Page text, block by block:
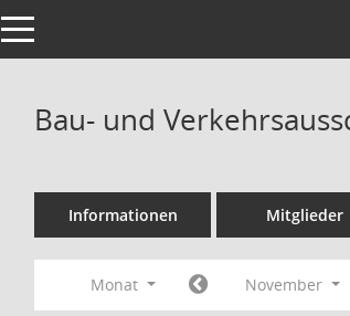
Toggle navigation
Bau- und
Informationen Mitglieder
Monat November